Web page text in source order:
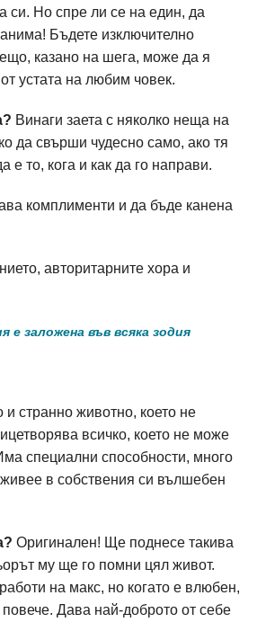
си. Но спре ли се на един, да
Бъдете изключително
казано на шега, може да я
устата на любим човек.
Винаги заета с няколко неща на
да свърши чудесно само, ако тя
е то, кога и как да го направи.
комплименти и да бъде канена
авторитарните хора и
е заложена във всяка зодия
и странно животно, което не
всичко, което не може
специални способности, много
в собствения си вълшебен
Оригинален! Ще поднесе такива
му ще го помни цял живот.
на макс, но когато е влюбен,
Дава най-доброто от себе